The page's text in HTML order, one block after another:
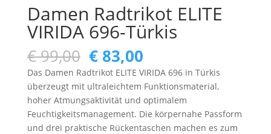
Damen Radtrikot ELITE
VIRIDA 696-Türkis
€99,00 Ursprünglicher
Preis
war:
€ 99,00
€83,00Aktueller
Preis
ist:
€ 83,00.
Das Damen Radtrikot ELITE VIRIDA 696 in Türkis
überzeugt mit ultraleichtem Funktionsmaterial,
hoher Atmungsaktivität und optimalem
Feuchtigkeitsmanagement. Die körpernahe Passform
und drei praktische Rückentaschen machen es zum